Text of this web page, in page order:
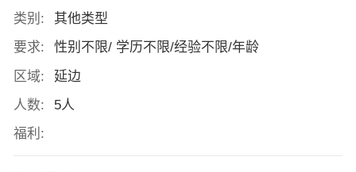
类别:
其他类型
要求:
性别不限/ 学历不限/经验不限/年龄
区域:
延边
人数:
5人
福利: